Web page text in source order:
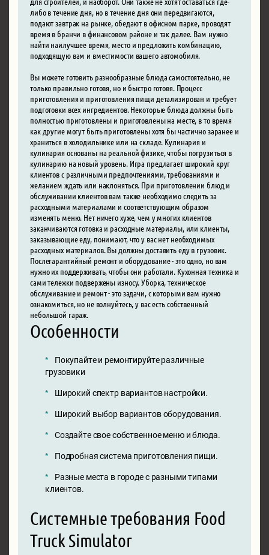
либо в течение дня, но в течение дня они передвигаются,
подают завтрак на рынке, обедают в офисном парке, проводят
время в бранчи в финансовом районе и так далее. Вам нужно
найти наилучшее время, место и предложить комбинацию,
подходящую вам и вместимости вашего автомобиля.
Вы можете готовить разнообразные блюда самостоятельно, не
только правильно готовя, но и быстро готовя. Процесс
приготовления и приготовления пищи детализирован и требует
подготовки всех ингредиентов. Некоторые блюда должны быть
полностью приготовлены и приготовлены на месте, в то время
как другие могут быть приготовлены хотя бы частично заранее и
храниться в холодильнике или на складе. Кулинария и
кулинария основаны на реальной физике, чтобы погрузиться в
кулинарию на новый уровень. Игра предлагает широкий круг
клиентов с различными предпочтениями, требованиями и
желанием ждать или наклоняться. При приготовлении блюд и
обслуживании клиентов вам также необходимо следить за
расходными материалами и соответствующим образом
изменять меню. Нет ничего хуже, чем у многих клиентов
заканчиваются готовка и расходные материалы, или клиенты,
заказывающие еду, понимают, что у вас нет необходимых
расходных материалов. Вы должны доставить еду в грузовик.
Послегарантийный ремонт и оборудование - это одно, но вам
нужно их поддерживать, чтобы они работали. Кухонная техника и
сами тележки подвержены износу. Уборка, техническое
обслуживание и ремонт - это задачи, с которыми вам нужно
ознакомиться, но не волнуйтесь, у вас есть собственный
небольшой гараж.
Особенности
Покупайте и ремонтируйте различные
грузовики
Широкий спектр вариантов настройки.
Широкий выбор вариантов оборудования.
Создайте свое собственное меню и блюда.
Подробная система приготовления пищи.
Разные места в городе с разными типами
клиентов.
Системные требования Food
Truck Simulator